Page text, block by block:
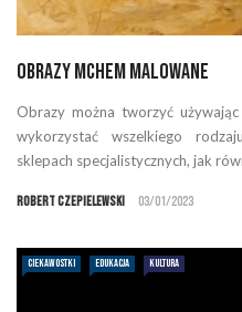
Obrazy mchem malowane
Obrazy można tworzyć
wykorzystać wszelkiego
sklepach specjalistycznych, jak
Robert Czepielewski 03/01/2023
CIEKAWOSTKI EDUKACJA KULTURA